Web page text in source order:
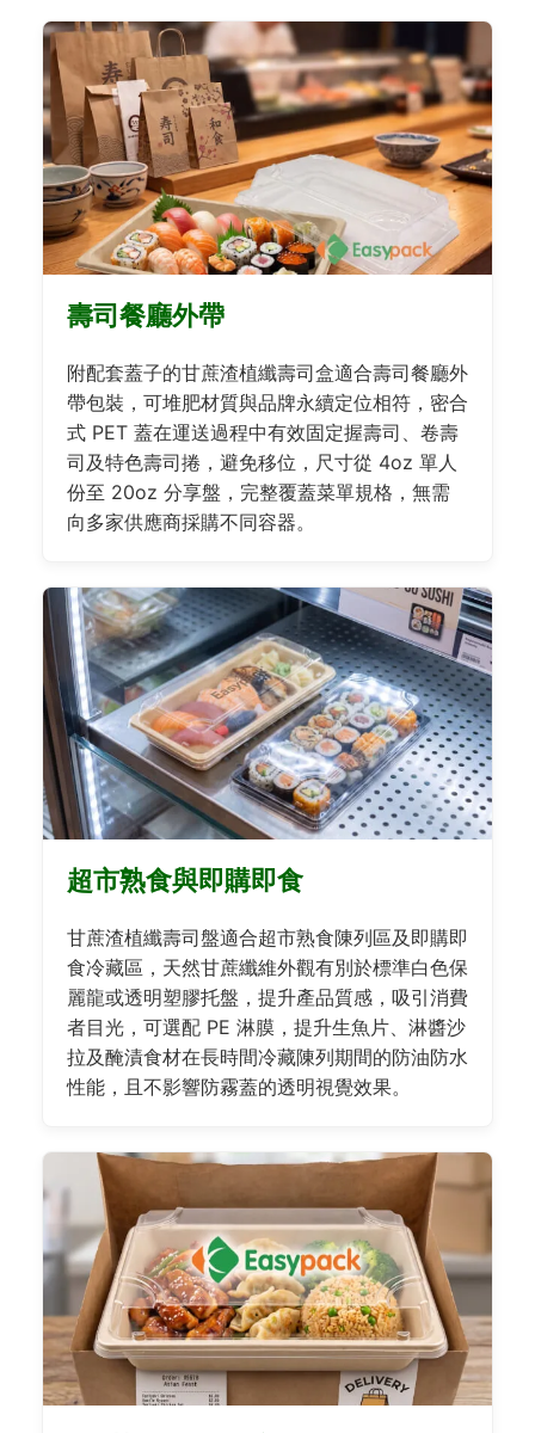
壽司餐廳外帶
附配套蓋子的甘蔗渣植纖壽司盒適合壽司餐廳外
帶包裝，可堆肥材質與品牌永續定位相符，密合
式 PET 蓋在運送過程中有效固定握壽司、卷壽
司及特色壽司捲，避免移位，尺寸從 4oz 單人
份至 20oz 分享盤，完整覆蓋菜單規格，無需
向多家供應商採購不同容器。
超市熟食與即購即食
甘蔗渣植纖壽司盤適合超市熟食陳列區及即購即
食冷藏區，天然甘蔗纖維外觀有別於標準白色保
麗龍或透明塑膠托盤，提升產品質感，吸引消費
者目光，可選配 PE 淋膜，提升生魚片、淋醬沙
拉及醃漬食材在長時間冷藏陳列期間的防油防水
性能，且不影響防霧蓋的透明視覺效果。